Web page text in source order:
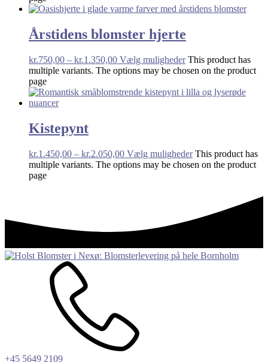
Årstidens blomster hjerte
kr.750,00 – kr.1.350,00 Vælg mulighederThis product has
multiple variants. The options may be chosen on the product
page
Kistepynt
kr.1.450,00 – kr.2.050,00 Vælg mulighederThis product has
multiple variants. The options may be chosen on the product
page
+45 5649 2109